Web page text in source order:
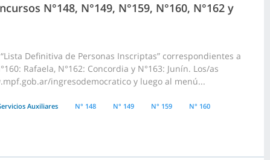
N°148, N°149, N°159, N°160, N°162 y
Definitiva de Personas Inscriptas” correspondientes a
Rafaela, N°162: Concordia y N°163: Junín. Los/as
ingresodemocratico y luego al menú...
Auxiliares N° 148 N° 149 N° 159 N° 160